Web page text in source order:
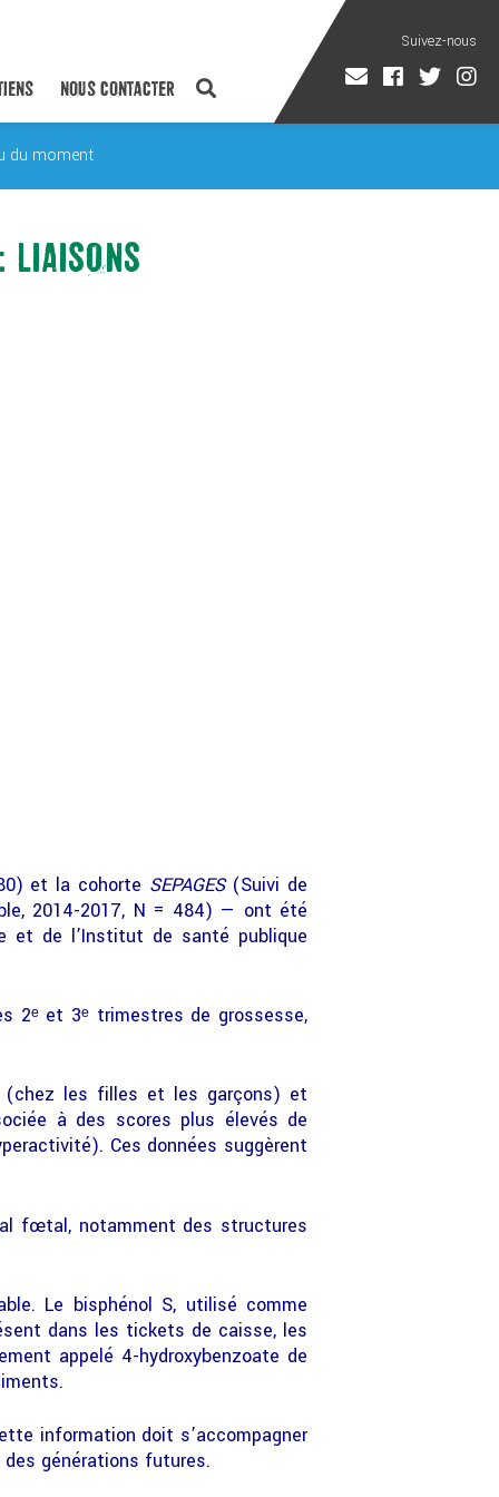
NOUS CONTACTER
du moment
LIAISONS
et la cohorte SEPAGES(Suivi de
2014-2017, N = 484) — ont été
et de l’Institut de santé publique
2ᵉ et 3ᵉ trimestres de grossesse,
(chez les filles et les garçons) et
à des scores plus élevés de
Ces données suggèrent
fœtal, notamment des structures
Le bisphénol S, utilisé comme
dans les tickets de caisse, les
appelé 4-hydroxybenzoate de
information doit s’accompagner
générations futures.